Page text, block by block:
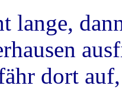
lange,
dort